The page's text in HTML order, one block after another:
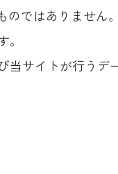
ではありません。
当サイトが行う